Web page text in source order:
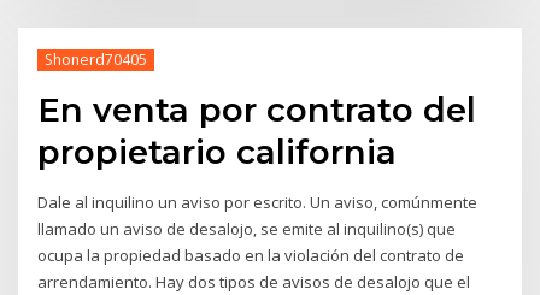
Shonerd70405
En venta por contrato del
propietario california
Dale al inquilino un aviso por escrito. Un aviso, comúnmente
llamado un aviso de desalojo, se emite al inquilino(s) que
ocupa la propiedad basado en la violación del contrato de
arrendamiento. Hay dos tipos de avisos de desalojo que el